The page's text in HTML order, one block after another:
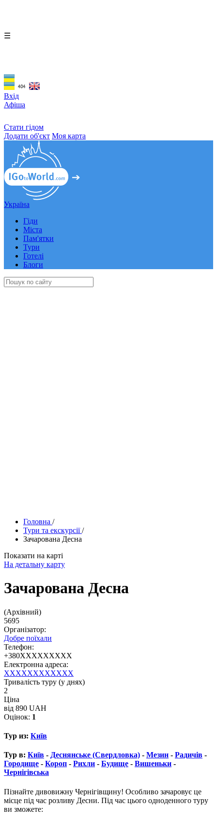
☰
Вхід
Афіша
Стати гідом
Додати об'єкт Моя карта
Україна
Гіди
Міста
Пам'ятки
Тури
Готелі
Блоги
Головна /
Тури та екскурсії /
Зачарована Десна
Показати на карті
На детальну карту
Зачарована Десна
(Архівний)
5695
Організатор:
Добре поїхали
Телефон:
+380XXXXXXXXX
Електронна адреса:
XXXXXXXXXXXX
Тривалість туру (у днях)
2
Ціна
від 890 UAH
Оцінок: 1
Тур из: Київ
Тур в: Київ - Деснянське (Свердловка) - Мезин - Радичів -
Городище - Короп - Рихли - Будище - Вишеньки -
Чернігівська
Пізнайте дивовижну Чернігівщину! Особливо зачаровує це
місце під час розливу Десни. Під час цього одноденного туру
ви зможете: